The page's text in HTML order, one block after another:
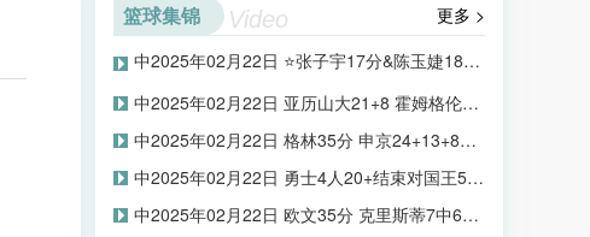
篮球集锦 Video
更多 >
中2025年02月22日 ⭐️张子宇17分&陈玉婕18分10板8助5断 北区星锐队获胜！
中2025年02月22日 亚历山大21+8 霍姆格伦20+7 科林斯26分 雷霆23分大胜爵士
中2025年02月22日 格林35分 申京24+13+8失误 华子32投37分 火箭20次失误仍擒狼
中2025年02月22日 勇士4人20+结束对国王5连败！库里20+6 德罗赞空砍34分
中2025年02月22日 欧文35分 克里斯蒂7中6&16分 锡安29+7 独行侠胜鹈鹕近6战5胜